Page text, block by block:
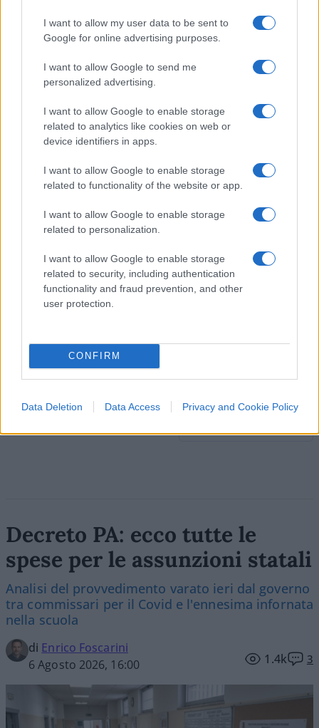
I want to allow my user data to be sent to
Google for online advertising purposes.
I want to allow Google to send me
personalized advertising.
I want to allow Google to enable storage
related to analytics like cookies on web or
device identifiers in apps.
I want to allow Google to enable storage
related to functionality of the website or app.
I want to allow Google to enable storage
related to personalization.
I want to allow Google to enable storage
related to security, including authentication
functionality and fraud prevention, and other
user protection.
CONFIRM
Data Deletion Data Access Privacy and Cookie Policy
media del 2,4% e quello containerizzato del 2,7%.
Questa crescita, spiega l’UNCTAD, è trainata
dall’aumento della domanda di grandi rinfuse
come bauxite, carbone, merci containerizzate,
cereali, minerale di ferro e petrolio.
Secondo l’UNCTAD, i volumi del commercio
marittimo raggiungeranno 12,3 miliardi di
tonnellate nel 2023, con un aumento del 2,4%,
dopo una contrazione nel 2022.
Per altro, la rarefazione di vettori marittimi e la
concentrazione del controllo dell’interscambio
nelle mani di pochi mega carrier renderà
Paesi più poveri.
Decreto PA: ecco tutte le
spese per le assunzioni statali
Analisi del provvedimento varato ieri dal governo
tra commissari per il Covid e l'ennesima infornata
nella scuola
di Enrico Foscarini
6 Agosto 2026, 16:00
1.4k 3